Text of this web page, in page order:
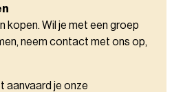
kopen. Wil je met een groep
neem contact met ons op,
aanvaard je onze